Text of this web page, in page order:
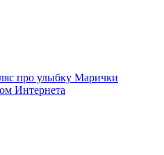
про улыбку Марички
Интернета